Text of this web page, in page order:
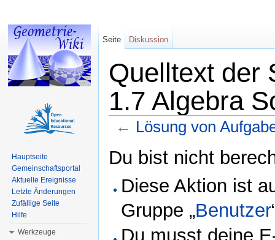
Quelltext der
1.7 Algebra
← Lösung von
Du bist nicht
Diese Aktion ist
Gruppe „Benutzer
Du musst deine
Seite Diskussion
Hauptseite
Gemeinschaftsportal
Aktuelle Ereignisse
Letzte Änderungen
Zufällige Seite
Hilfe
Werkzeuge